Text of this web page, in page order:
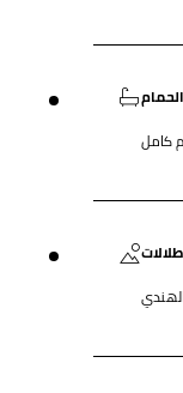
الحمام
كامل